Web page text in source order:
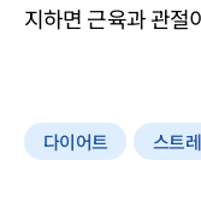
지하면 근육과 관절
다이어트 스트